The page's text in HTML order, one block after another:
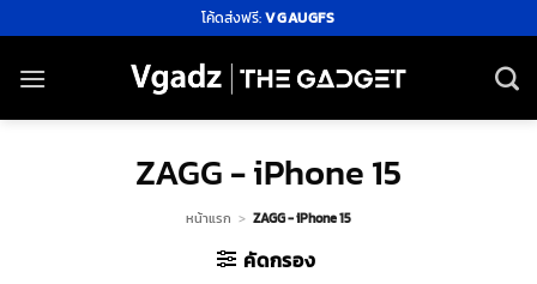
ไป
ยัง
โค้ดส่งฟรี:VGAUGFS
ZAGG - iPhone 15
หน้าแรก > ZAGG - iPhone 15
คัดกรอง